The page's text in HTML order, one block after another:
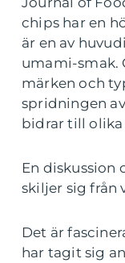
chips har en
är en av
umami-smak.
märken och
spridningen
bidrar till olika
En diskussion
skiljer sig från
Det är
har tagit sig